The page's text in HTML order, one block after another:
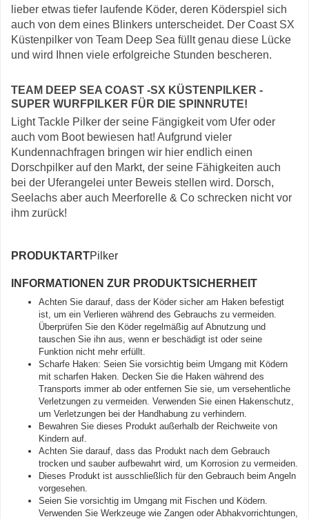
lieber etwas tiefer laufende Köder, deren Köderspiel sich
auch von dem eines Blinkers unterscheidet. Der Coast SX
Küstenpilker von Team Deep Sea füllt genau diese Lücke
und wird Ihnen viele erfolgreiche Stunden bescheren.
TEAM DEEP SEA COAST -SX KÜSTENPILKER -
SUPER WURFPILKER FÜR DIE SPINNRUTE!
Light Tackle Pilker der seine Fängigkeit vom Ufer oder
auch vom Boot bewiesen hat! Aufgrund vieler
Kundennachfragen bringen wir hier endlich einen
Dorschpilker auf den Markt, der seine Fähigkeiten auch
bei der Uferangelei unter Beweis stellen wird. Dorsch,
Seelachs aber auch Meerforelle & Co schrecken nicht vor
ihm zurück!
PRODUKTARTPilker
INFORMATIONEN ZUR PRODUKTSICHERHEIT
Achten Sie darauf, dass der Köder sicher am Haken befestigt
ist, um ein Verlieren während des Gebrauchs zu vermeiden.
Überprüfen Sie den Köder regelmäßig auf Abnutzung und
tauschen Sie ihn aus, wenn er beschädigt ist oder seine
Funktion nicht mehr erfüllt.
Scharfe Haken: Seien Sie vorsichtig beim Umgang mit Ködern
mit scharfen Haken. Decken Sie die Haken während des
Transports immer ab oder entfernen Sie sie, um versehentliche
Verletzungen zu vermeiden. Verwenden Sie einen Hakenschutz,
um Verletzungen bei der Handhabung zu verhindern.
Bewahren Sie dieses Produkt außerhalb der Reichweite von
Kindern auf.
Achten Sie darauf, dass das Produkt nach dem Gebrauch
trocken und sauber aufbewahrt wird, um Korrosion zu vermeiden.
Dieses Produkt ist ausschließlich für den Gebrauch beim Angeln
vorgesehen.
Seien Sie vorsichtig im Umgang mit Fischen und Ködern.
Verwenden Sie Werkzeuge wie Zangen oder Abhakvorrichtungen,